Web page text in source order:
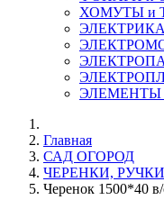
ХОМУТЫ и
ЭЛЕКТРИКА
Главная
САД ОГОРОД
ЧЕРЕНКИ,
Черенок 1500*40